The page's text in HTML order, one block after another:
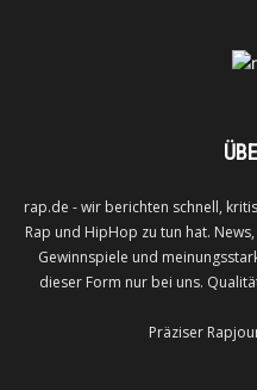
rap.de - wir berichten schnell,
Rap und HipHop zu tun hat.
Gewinnspiele und
dieser Form nur bei uns.
Präziser